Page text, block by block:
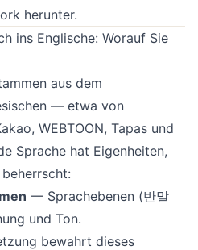
herunter.
ins Englische: Worauf Sie
aus dem
— etwa von
WEBTOON, Tapas und
Sprache hat Eigenheiten,
— Sprachebenen (반말
und Ton.
bewahrt dieses